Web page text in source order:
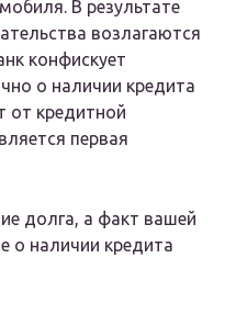
В результате
возлагаются
конфискует
о наличии кредита
от кредитной
первая
долга, а факт вашей
о наличии кредита